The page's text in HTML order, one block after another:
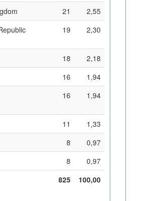
21
2,55
19 2,30
18
2,18
16
1,94
16 1,94
11
1,33
8
0,97
8
0,97
825
100,00